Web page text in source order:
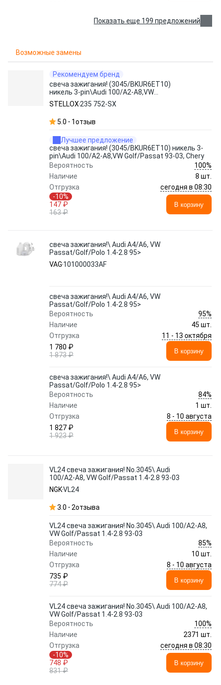
Показать еще 199 предложений
Возможные замены
Рекомендуем бренд
свеча зажигания! (3045/BKUR6ET10)
никель 3-pin\Audi 100/A2-A8,VW
Golf/Passat 93-03, Chery
STELLOX 235 752-SX
5.0 1отзыв
Лучшее предложение
свеча зажигания! (3045/BKUR6ET10) никель 3-
pin\Audi 100/A2-A8,VW Golf/Passat 93-03, Chery
Вероятность
100%
Наличие
8 шт.
Отгрузка
сегодня в 08:30
-10%
147 ₽
163 ₽
В корзину
свеча зажигания!\ Audi A4/A6, VW
Passat/Golf/Polo 1.4-2.8 95>
VAG 101000033AF
свеча зажигания!\ Audi A4/A6, VW
Passat/Golf/Polo 1.4-2.8 95>
Вероятность
95%
Наличие
45 шт.
Отгрузка
11 - 13 октября
1 780 ₽
1 873 ₽
В корзину
свеча зажигания!\ Audi A4/A6, VW
Passat/Golf/Polo 1.4-2.8 95>
Вероятность
84%
Наличие
1 шт.
Отгрузка
8 - 10 августа
1 827 ₽
1 923 ₽
В корзину
VL24 свеча зажигания! No.3045\ Audi
100/A2-A8, VW Golf/Passat 1.4-2.8 93-03
NGKVL24
3.0 2отзыва
VL24 свеча зажигания! No.3045\ Audi 100/A2-A8,
VW Golf/Passat 1.4-2.8 93-03
Вероятность
85%
Наличие
10 шт.
Отгрузка
8 - 10 августа
735 ₽
774 ₽
В корзину
VL24 свеча зажигания! No.3045\ Audi 100/A2-A8,
VW Golf/Passat 1.4-2.8 93-03
Вероятность
100%
Наличие
2371 шт.
Отгрузка
сегодня в 08:30
-10%
748 ₽
831 ₽
В корзину